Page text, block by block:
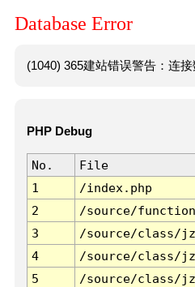
Database Error
(1040) 365建站错误警告：连
PHP Debug
No. File
1
/index.php
2
/source/
3
/source/class/
4
/source/class/
5
/source/class/